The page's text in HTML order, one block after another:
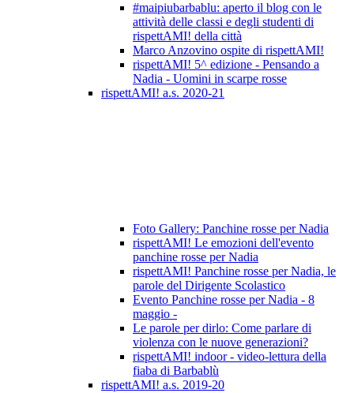
#maipiubarbablu: aperto il blog con le
attività delle classi e degli studenti di
rispettAMI! della città
Marco Anzovino ospite di rispettAMI!
rispettAMI! 5^ edizione - Pensando a
Nadia - Uomini in scarpe rosse
rispettAMI! a.s. 2020-21
Foto Gallery: Panchine rosse per Nadia
rispettAMI! Le emozioni dell'evento
panchine rosse per Nadia
rispettAMI! Panchine rosse per Nadia, le
parole del Dirigente Scolastico
Evento Panchine rosse per Nadia - 8
maggio -
Le parole per dirlo: Come parlare di
violenza con le nuove generazioni?
rispettAMI! indoor - video-lettura della
fiaba di Barbablù
rispettAMI! a.s. 2019-20